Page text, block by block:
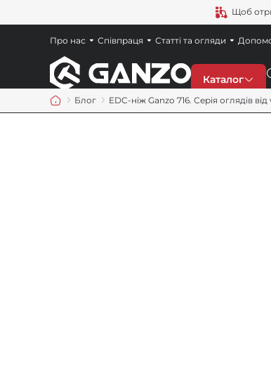
Щоб
Каталог
Газові
Про нас Співпраця Статті та огляди
Блог EDC-ніж Ganzo 716. Серія оглядів